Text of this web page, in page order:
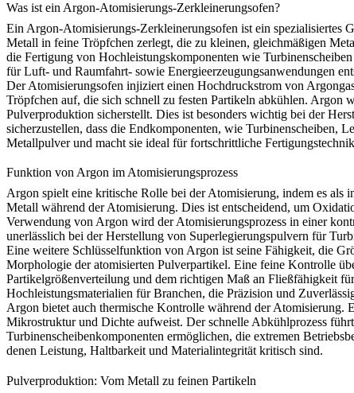
Was ist ein Argon-Atomisierungs-Zerkleinerungsofen?
Ein Argon-Atomisierungs-Zerkleinerungsofen ist ein spezialisiertes
Metall in feine Tröpfchen zerlegt, die zu kleinen, gleichmäßigen
die Fertigung von Hochleistungskomponenten wie
für Luft- und Raumfahrt- sowie Energieerzeugungsanwendungen
Der Atomisierungsofen injiziert einen Hochdruckstrom von
Tröpfchen auf, die sich schnell zu festen Partikeln abkühlen. Argon
Pulverproduktion sicherstellt. Dies ist besonders wichtig bei der
sicherzustellen, dass die Endkomponenten, wie Turbinenscheiben,
Metallpulver und macht sie ideal für fortschrittliche
Funktion von Argon im Atomisierungsprozess
Argon spielt eine kritische Rolle bei der Atomisierung, indem es als
Metall während der Atomisierung. Dies ist entscheidend, um
Verwendung von Argon wird der Atomisierungsprozess in einer
unerlässlich bei der Herstellung von Superlegierungspulvern für
Eine weitere Schlüsselfunktion von Argon ist seine Fähigkeit, die
Morphologie der atomisierten Pulverpartikel. Eine feine Kontrolle
Partikelgrößenverteilung und dem richtigen Maß an Fließfähigkeit
Hochleistungsmaterialien für Branchen, die Präzision und
Argon bietet auch thermische Kontrolle während der Atomisierung.
Mikrostruktur und Dichte aufweist. Der schnelle Abkühlprozess
Turbinenscheibenkomponenten ermöglichen, die extremen
denen Leistung, Haltbarkeit und Materialintegrität kritisch sind.
Pulverproduktion: Vom Metall zu feinen Partikeln